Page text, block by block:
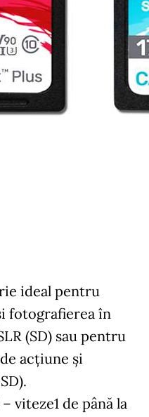
ideal pentru
fotografierea în
(SD) sau pentru
acțiune și
viteze1 de până la